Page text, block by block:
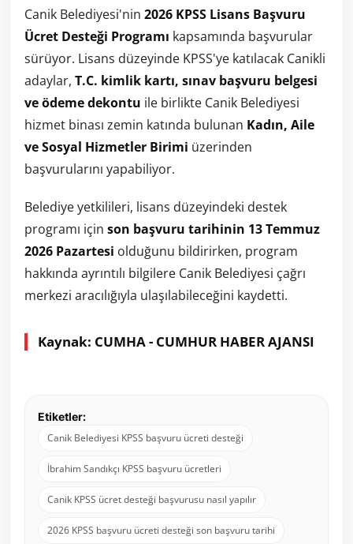
Canik Belediyesi'nin 2026 KPSS Lisans Başvuru
Ücret Desteği Programı kapsamında başvurular
sürüyor. Lisans düzeyinde KPSS'ye katılacak Canikli
adaylar, T.C. kimlik kartı, sınav başvuru belgesi
ve ödeme dekontu ile birlikte Canik Belediyesi
hizmet binası zemin katında bulunan Kadın, Aile
ve Sosyal Hizmetler Birimi üzerinden
başvurularını yapabiliyor.
Belediye yetkilileri, lisans düzeyindeki destek
programı için son başvuru tarihinin 13 Temmuz
2026 Pazartesi olduğunu bildirirken, program
hakkında ayrıntılı bilgilere Canik Belediyesi çağrı
merkezi aracılığıyla ulaşılabileceğini kaydetti.
Kaynak: CUMHA - CUMHUR HABER AJANSI
Etiketler:
Canik Belediyesi KPSS başvuru ücreti desteği
İbrahim Sandıkçı KPSS başvuru ücretleri
Canik KPSS ücret desteği başvurusu nasıl yapılır
2026 KPSS başvuru ücreti desteği son başvuru tarihi